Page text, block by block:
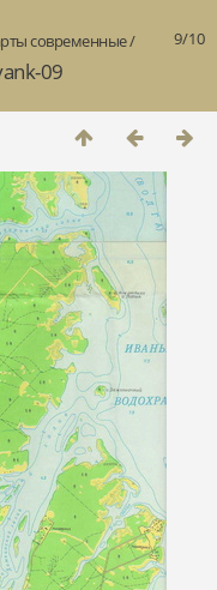
9/10
современные/
09